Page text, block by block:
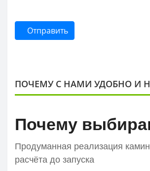
Отправить
ПОЧЕМУ С НАМИ УДОБНО И
Почему
Продуманная реализация
расчёта до запуска